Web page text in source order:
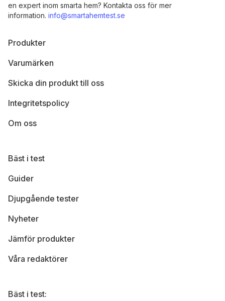
Bäst i test
Guider
Djupgående tester
Nyheter
Jämför produkter
Våra redaktörer
Produkter
Varumärken
Skicka din produkt till oss
Integritetspolicy
Om oss
en expert inom smarta hem? Kontakta oss för mer
information. info@smartahemtest.se
Bäst i test: